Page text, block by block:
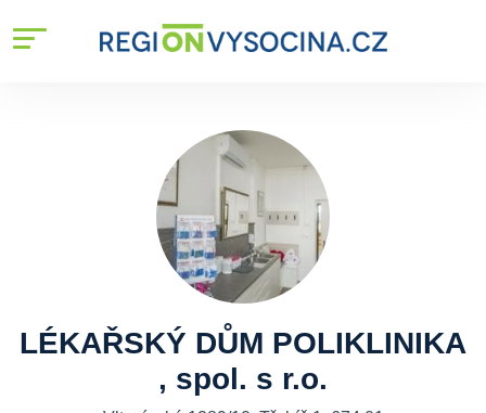
LÉKAŘSKÝ DŮM POLIKLINIKA
, spol. s r.o.